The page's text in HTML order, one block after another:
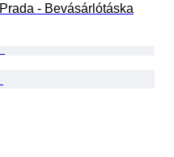
Prada - Bevásárlótáska